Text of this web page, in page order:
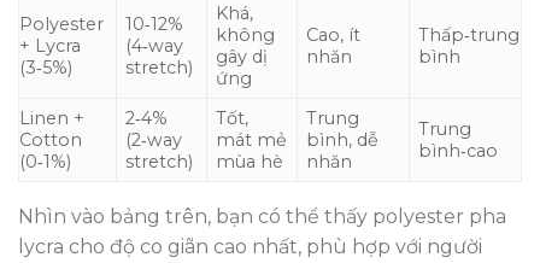
Polyester
+ Lycra
(3‑5%)
10‑12%
(4‑way
stretch)
Khá,
không
gây dị
ứng
Cao, ít
nhăn
Thấp‑trung
bình
Linen +
Cotton
(0‑1%)
2‑4%
(2‑way
stretch)
Tốt,
mát mẻ
mùa hè
Trung
bình, dễ
nhăn
Trung
bình‑cao
Nhìn vào bảng trên, bạn có thể thấy polyester pha
lycra cho độ co giãn cao nhất, phù hợp với người